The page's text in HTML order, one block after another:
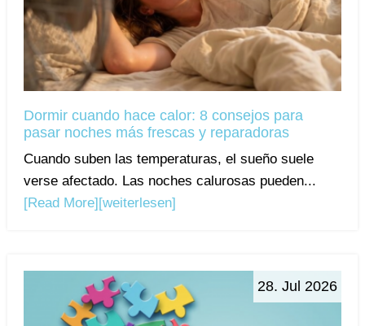
Dormir cuando hace calor: 8 consejos para
pasar noches más frescas y reparadoras
Cuando suben las temperaturas, el sueño suele
verse afectado. Las noches calurosas pueden...
[Read More] [weiterlesen]
28. Jul 2026